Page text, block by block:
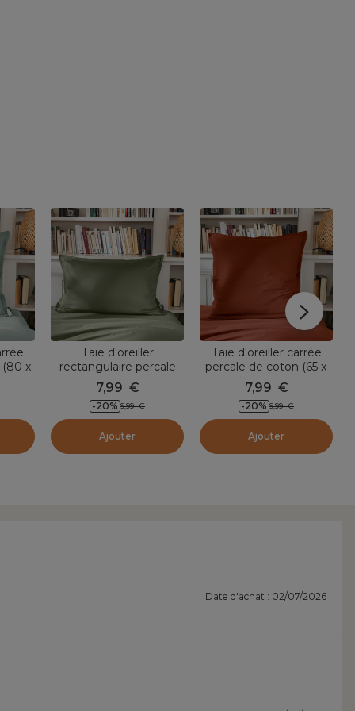
(80 x
Taie d'oreiller
rectangulaire percale
de coton (50 x 70 cm)
Cali Vert romarin
7,99 €
-20% 9,99 €
Ajouter
Taie d'oreiller carrée
percale de coton (65 x
65 cm) Cali Terracotta
7,99 €
-20% 9,99 €
Ajouter
Date d'achat : 02/07/2026